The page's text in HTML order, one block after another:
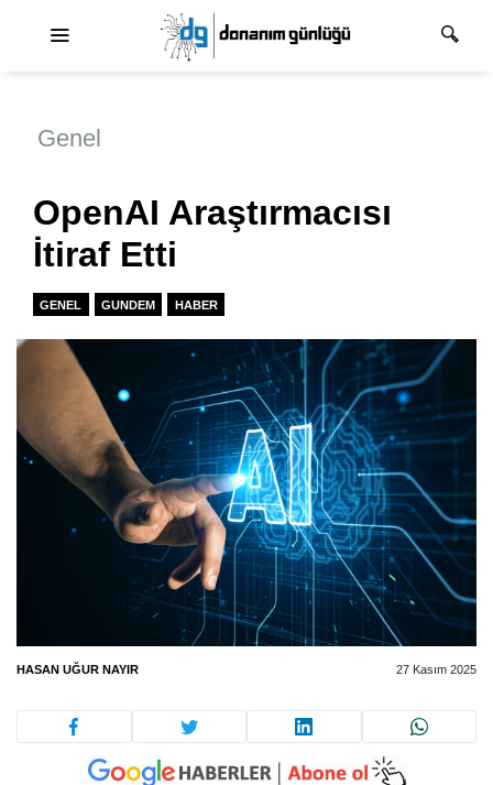
Genel
OpenAI Araştırmacısı
İtiraf Etti
GENEL GUNDEM HABER
HASAN UĞUR NAYIR 27 Kasım 2025